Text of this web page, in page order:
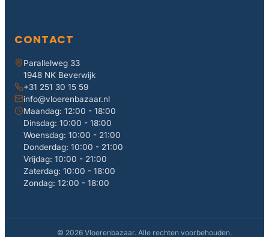
CONTACT
Parallelweg 33
1948 NK Beverwijk
+31 251 30 15 59
info@vloerenbazaar.nl
Maandag: 12:00 - 18:00
Dinsdag: 10:00 - 18:00
Woensdag: 10:00 - 21:00
Donderdag: 10:00 - 21:00
Vrijdag: 10:00 - 21:00
Zaterdag: 10:00 - 18:00
Zondag: 12:00 - 18:00
© 2026 Vloerenbazaar. Alle rechten voorbehouden.